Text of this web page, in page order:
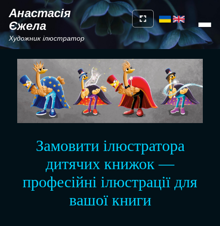
Анастасія
Єжела
Художник ілюстратор
Замовити ілюстратора
дитячих книжок —
професійні ілюстрації для
вашої книги